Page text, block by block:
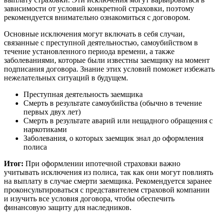
зависимости от условий конкретной страховки, поэтому
рекомендуется внимательно ознакомиться с договором.
Основные исключения могут включать в себя случаи,
связанные с преступной деятельностью, самоубийством в
течение установленного периода времени, а также
заболеваниями, которые были известны заемщику на момент
подписания договора. Знание этих условий поможет избежать
нежелательных ситуаций в будущем.
Преступная деятельность заемщика
Смерть в результате самоубийства (обычно в течение
первых двух лет)
Смерть в результате аварий или нещадного обращения с
наркотиками
Заболевания, о которых заемщик знал до оформления
полиса
Итог: При оформлении ипотечной страховки важно
учитывать исключения из полиса, так как они могут повлиять
на выплату в случае смерти заемщика. Рекомендуется заранее
проконсультироваться с представителем страховой компании
и изучить все условия договора, чтобы обеспечить
финансовую защиту для наследников.